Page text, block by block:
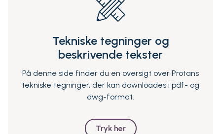
Tekniske tegninger og
beskrivende tekster
På denne side finder du en oversigt over Protans
tekniske tegninger, der kan downloades i pdf- og
dwg-format.
Tryk her